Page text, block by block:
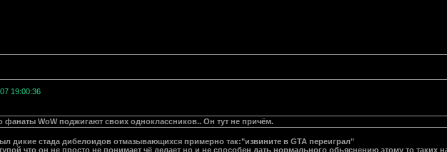
19:00:36
фанаты WoW поджигают своих одноклассников.. Он тут не причём.
дикие стада дибелоидов отмазывающихся примерно так:"извините в GTA переиграл"
что он не просто не понимает чё делает но и не способен дать нормального обьяснению этому то